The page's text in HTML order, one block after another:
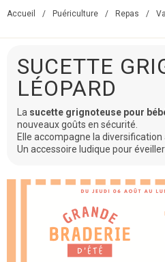
Accueil / Puériculture / Repas /
SUCETTE
LÉOPARD
La sucette grignoteuse pour
nouveaux goûts en sécurité.
Elle accompagne la
Un accessoire ludique pour